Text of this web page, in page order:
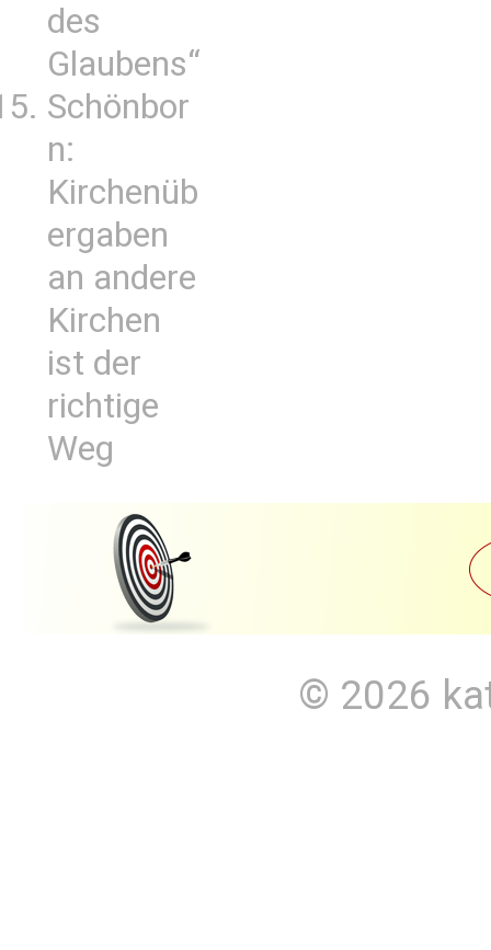
des
Glaubens“
Schönbor
n:
Kirchenüb
ergaben
an andere
Kirchen
ist der
richtige
Weg
© 2026